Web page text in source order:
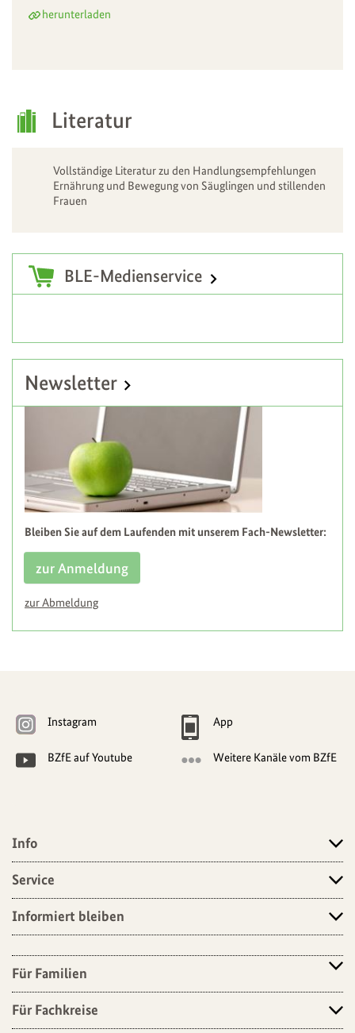
herunterladen
Literatur
Vollständige Literatur zu den Handlungsempfehlungen
Ernährung und Bewegung von Säuglingen und stillenden
Frauen
Zusatzinformationen
BLE-Medienservice
Newsletter
Bleiben Sie auf dem Laufenden mit unserem Fach-Newsletter:
zur Anmeldung
zur Abmeldung
Navigationsmöglichkeiten
Instagram App
BZfE auf Youtube Weitere Kanäle vom BZfE
Angebote
Info
Service
Informiert bleiben
Für Familien
Für Fachkreise